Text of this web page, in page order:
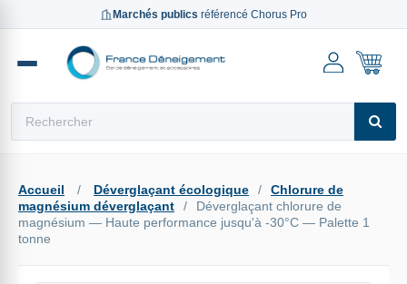
Marchés publics référencé Chorus Pro
Accueil / Déverglaçant écologique /
Chlorure de
magnésium déverglaçant
/
Déverglaçant chlorure de
magnésium — Haute performance jusqu'à -30°C — Palette 1
tonne